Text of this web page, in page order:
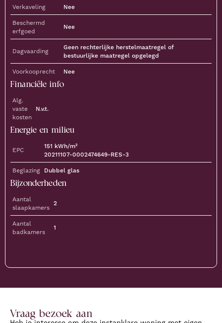
Verkaveling Nee
Beschermd
erfgoed
Nee
Dagvaarding
Geen rechterlijke herstelmaatregel of
bestuurlijke maatregel opgelegd
Voorkooprecht Nee
Financiële info
Alg.
vaste
kosten
N.v.t.
Energie en milieu
EPC 151 kWh/m²
20211107-0002474649-RES-3
Beglazing Dubbel glas
Bijzonderheden
Aantal
slaapkamers
2
Aantal
badkamers
1
Vraag bezoek aan